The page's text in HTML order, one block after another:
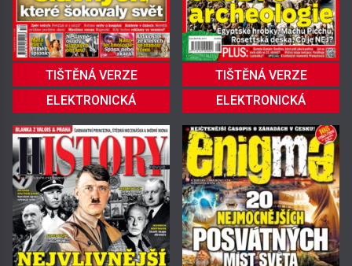
TIŠTĚNÁ VERZE
ELEKTRONICKÁ
TIŠTĚNÁ VERZE
ELEKTRONICKÁ